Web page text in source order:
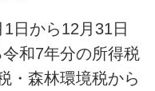
日から12月31日
和7年分の所得税
・森林環境税から